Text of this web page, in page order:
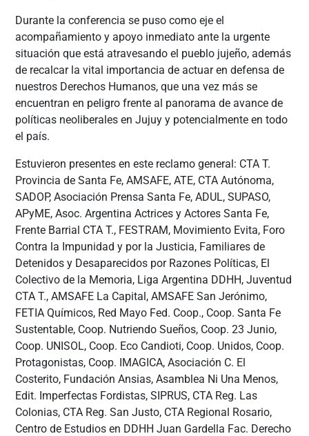
Durante la conferencia se puso como eje el
acompañamiento y apoyo inmediato ante la urgente
situación que está atravesando el pueblo jujeño, además
de recalcar la vital importancia de actuar en defensa de
nuestros Derechos Humanos, que una vez más se
encuentran en peligro frente al panorama de avance de
políticas neoliberales en Jujuy y potencialmente en todo
el país.
Estuvieron presentes en este reclamo general: CTA T.
Provincia de Santa Fe, AMSAFE, ATE, CTA Autónoma,
SADOP, Asociación Prensa Santa Fe, ADUL, SUPASO,
APyME, Asoc. Argentina Actrices y Actores Santa Fe,
Frente Barrial CTA T., FESTRAM, Movimiento Evita, Foro
Contra la Impunidad y por la Justicia, Familiares de
Detenidos y Desaparecidos por Razones Políticas, El
Colectivo de la Memoria, Liga Argentina DDHH, Juventud
CTA T., AMSAFE La Capital, AMSAFE San Jerónimo,
FETIA Químicos, Red Mayo Fed. Coop., Coop. Santa Fe
Sustentable, Coop. Nutriendo Sueños, Coop. 23 Junio,
Coop. UNISOL, Coop. Eco Candioti, Coop. Unidos, Coop.
Protagonistas, Coop. IMAGICA, Asociación C. El
Costerito, Fundación Ansias, Asamblea Ni Una Menos,
Edit. Imperfectas Fordistas, SIPRUS, CTA Reg. Las
Colonias, CTA Reg. San Justo, CTA Regional Rosario,
Centro de Estudios en DDHH Juan Gardella Fac. Derecho